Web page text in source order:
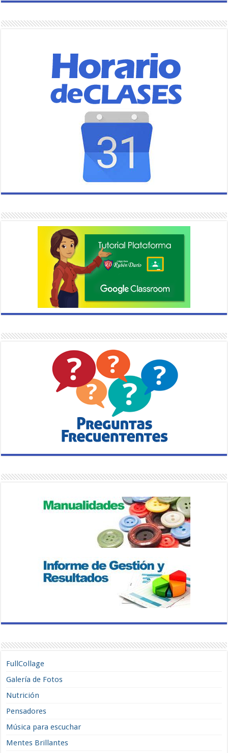
FullCollage
Galería de Fotos
Nutrición
Pensadores
Música para escuchar
Mentes Brillantes